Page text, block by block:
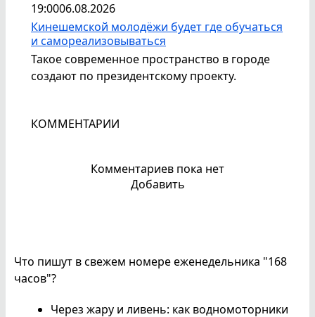
19:0006.08.2026
Кинешемской молодёжи будет где обучаться
и самореализовываться
Такое современное пространство в городе
создают по президентскому проекту.
КОММЕНТАРИИ
Комментариев пока нет
Добавить
Что пишут в свежем номере еженедельника "168
часов"?
Через жару и ливень: как водномоторники